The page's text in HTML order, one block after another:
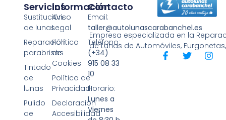
Empresa especializada en la
de Lunas de Automóviles,
Servicios
Sustitución
de lunas
Reparación
parabrisas
Tintado
de
lunas
Pulido
de
Información
Aviso
Legal
Política
de
Cookies
Política de
Privacidad
Declaración
Accesibilidad
Contacto
Email:
taller@autolunascarabanchel.es
Teléfono:
(+34)
915 08 33
10
Horario:
Lunes a
Viernes